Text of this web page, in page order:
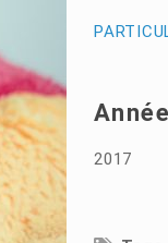
Année
2017